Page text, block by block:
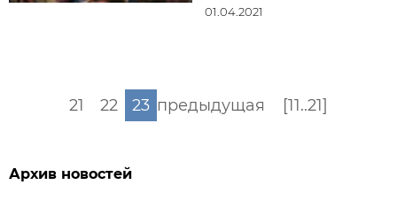
01.04.2021
предыдущая [11..21]
21 22 23
Архив новостей